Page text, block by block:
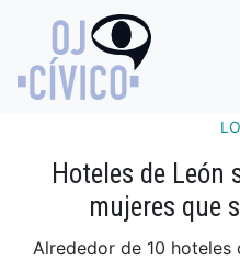
Hoteles de León
mujeres que
Alrededor de 10 hoteles